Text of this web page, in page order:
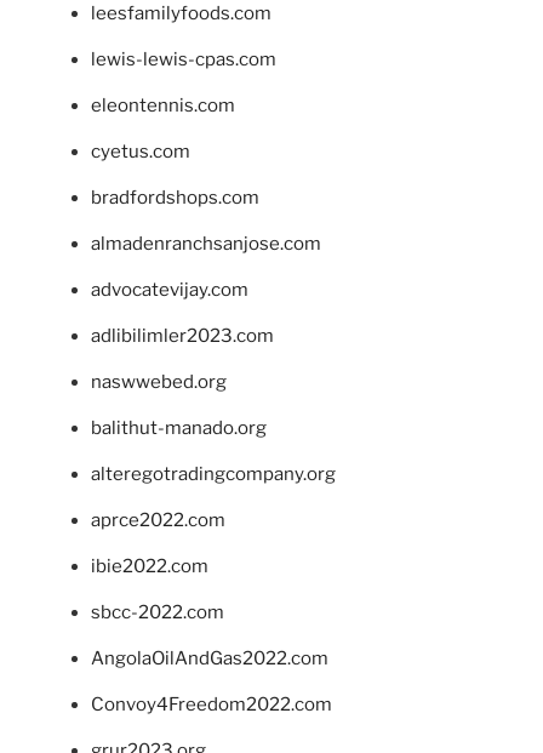
leesfamilyfoods.com
lewis-lewis-cpas.com
eleontennis.com
cyetus.com
bradfordshops.com
almadenranchsanjose.com
advocatevijay.com
adlibilimler2023.com
naswwebed.org
balithut-manado.org
alteregotradingcompany.org
aprce2022.com
ibie2022.com
sbcc-2022.com
AngolaOilAndGas2022.com
Convoy4Freedom2022.com